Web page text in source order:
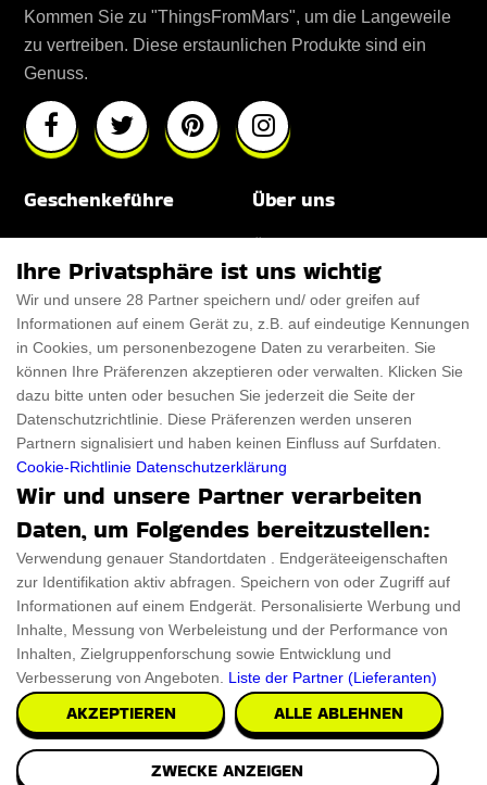
Kommen Sie zu "ThingsFromMars", um die Langeweile
zu vertreiben. Diese erstaunlichen Produkte sind ein
Genuss.
Geschenkeführe
Für Haustiere
ThanksGiving
Über uns
Rabattcode
Trendiger Rabattcode
Black Friday
Ein Produkt einreichen
Kontakt
Ein Produkt einreichen
Geschenkeführer
Cyber Monday
Datenschutz­erklärung
Datenschutz­erklärung
Impressum
Cookies
Alle Urheberrechte © 2026 sind ThingsFromMars.de
vorbehalten.
Ihre Privatsphäre ist uns wichtig
Wir und unsere 28 Partner speichern und/ oder greifen auf
Informationen auf einem Gerät zu, z.B. auf eindeutige Kennungen
in Cookies, um personenbezogene Daten zu verarbeiten. Sie
können Ihre Präferenzen akzeptieren oder verwalten. Klicken Sie
dazu bitte unten oder besuchen Sie jederzeit die Seite der
Datenschutzrichtlinie. Diese Präferenzen werden unseren
Partnern signalisiert und haben keinen Einfluss auf Surfdaten.
Cookie-Richtlinie Datenschutzerklärung
Wir und unsere Partner verarbeiten
Daten, um Folgendes bereitzustellen:
Verwendung genauer Standortdaten . Endgeräteeigenschaften
zur Identifikation aktiv abfragen. Speichern von oder Zugriff auf
Informationen auf einem Endgerät. Personalisierte Werbung und
Inhalte, Messung von Werbeleistung und der Performance von
Inhalten, Zielgruppenforschung sowie Entwicklung und
Verbesserung von Angeboten. Liste der Partner (Lieferanten)
AKZEPTIEREN ALLE ABLEHNEN
ZWECKE ANZEIGEN